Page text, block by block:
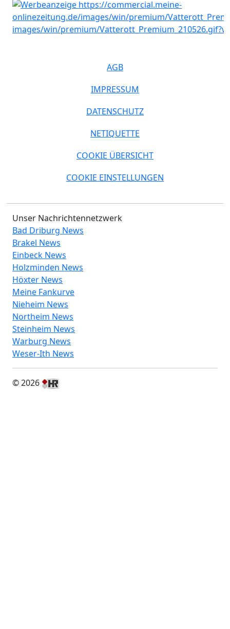
AGB
IMPRESSUM
DATENSCHUTZ
NETIQUETTE
COOKIE ÜBERSICHT
COOKIE EINSTELLUNGEN
Unser Nachrichtennetzwerk
Bad Driburg News
Brakel News
Einbeck News
Holzminden News
Höxter News
Meine Fankurve
Nieheim News
Northeim News
Steinheim News
Warburg News
Weser-Ith News
© 2026